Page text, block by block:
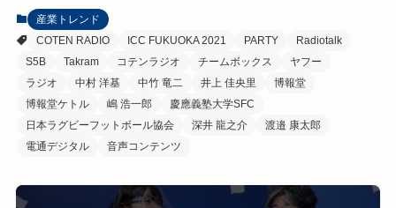
産業トレンド
COTEN RADIO
ICC FUKUOKA 2021 PARTY
Radiotalk
S5B
Takram コテンラジオ チームボックス
ヤフー
ラジオ
中村 洋基 中竹 竜二 井上 佳央里
博報堂
博報堂ケトル
嶋 浩一郎
慶應義塾大学SFC
日本ラグビーフットボール協会
深井 龍之介
渡邉 康太郎
電通デジタル
音声コンテンツ